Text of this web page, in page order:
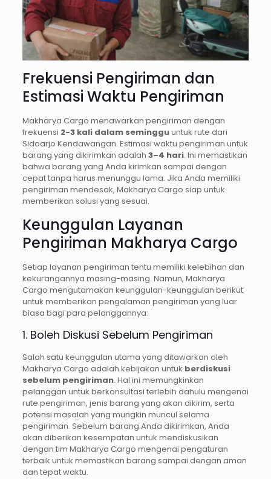
Frekuensi Pengiriman dan
Estimasi Waktu Pengiriman
Makharya Cargo menawarkan pengiriman dengan
frekuensi 2-3 kali dalam semingguuntuk rute dari
Sidoarjo Kendawangan. Estimasi waktu pengiriman untuk
barang yang dikirimkan adalah 3–4 hari. Ini memastikan
bahwa barang yang Anda kirimkan sampai dengan
cepat tanpa harus menunggu lama. Jika Anda memiliki
pengiriman mendesak, Makharya Cargo siap untuk
memberikan solusi yang sesuai.
Keunggulan Layanan
Pengiriman Makharya Cargo
Setiap layanan pengiriman tentu memiliki kelebihan dan
kekurangannya masing-masing. Namun, Makharya
Cargo mengutamakan keunggulan-keunggulan berikut
untuk memberikan pengalaman pengiriman yang luar
biasa bagi para pelanggannya:
1. Boleh Diskusi Sebelum Pengiriman
Salah satu keunggulan utama yang ditawarkan oleh
Makharya Cargo adalah kebijakan untuk berdiskusi
sebelum pengiriman. Hal ini memungkinkan
pelanggan untuk berkonsultasi terlebih dahulu mengenai
rute pengiriman, jenis barang yang akan dikirim, serta
potensi masalah yang mungkin muncul selama
pengiriman. Sebelum barang Anda dikirimkan, Anda
akan diberikan kesempatan untuk mendiskusikan
dengan tim Makharya Cargo mengenai pengaturan
terbaik untuk memastikan barang sampai dengan aman
dan tepat waktu.